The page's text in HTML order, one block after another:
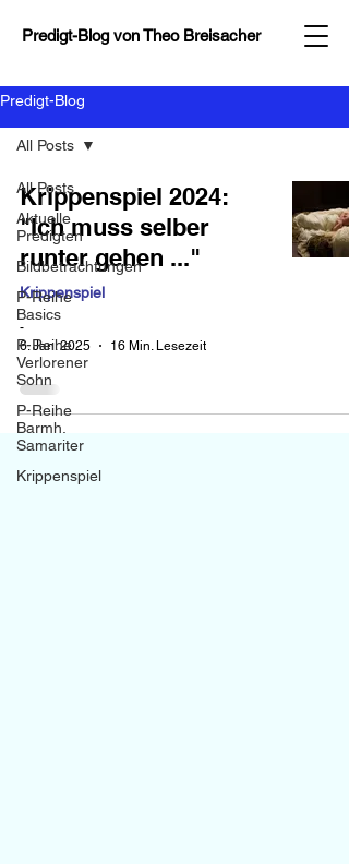
Predigt-Blog vonTheo Breisacher
Predigt-Blog
All Posts
Aktuelle
Predigten
Bildbetrachtungen
P-Reihe
Basics
P-Reihe
Verlorener
Sohn
P-Reihe
Barmh.
Samariter
Krippenspiel
All Posts
Krippenspiel 2024:
"Ich muss selber
runter gehen ..."
Krippenspiel
-
6. Jan. 2025
16 Min. Lesezeit